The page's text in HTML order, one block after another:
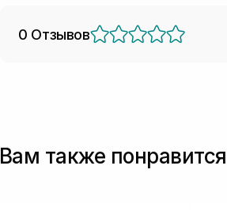
0 Отзывов
Вам также понравится